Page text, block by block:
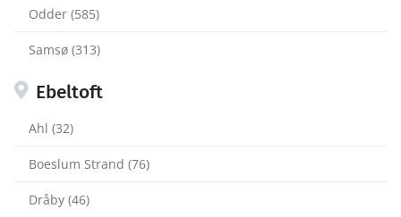
Odder (585)
Samsø (313)
Ebeltoft
Ahl (32)
Boeslum Strand (76)
Dråby (46)